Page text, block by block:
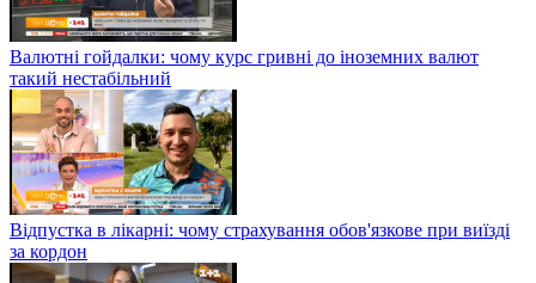
Валютні гойдалки: чому курс гривні до іноземних валют
такий нестабільний
Відпустка в лікарні: чому страхування обов'язкове при виїзді
за кордон